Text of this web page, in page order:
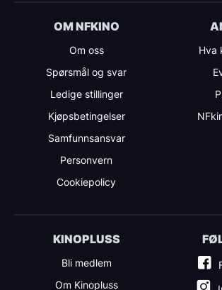
OM NFKINO
Om oss
Spørsmål og svar
Ledige stillinger
Kjøpsbetingelser
Samfunnsansvar
Personvern
Cookiepolicy
Hva
KINOPLUSS
Bli medlem
Om Kinopluss